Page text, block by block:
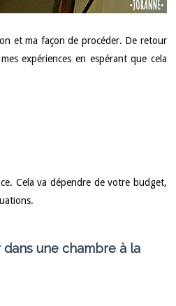
et ma façon de procéder. De retour
expériences en espérant que cela
Cela va dépendre de votre budget,
une chambre à la